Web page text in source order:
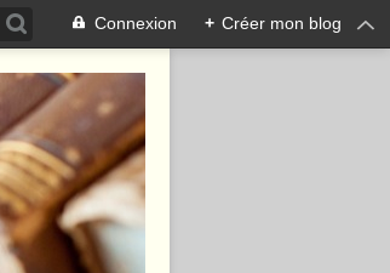
Connexion + Créer mon blog